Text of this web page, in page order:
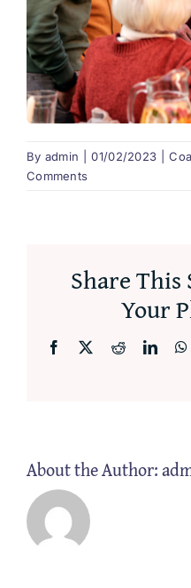
By admin 01/02/2023
Comments
Share This
Your
Facebook Reddit
About the Author: